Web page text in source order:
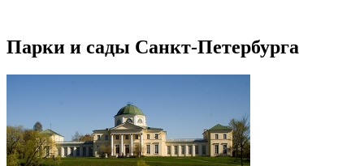
Парки и сады Санкт-Петербурга